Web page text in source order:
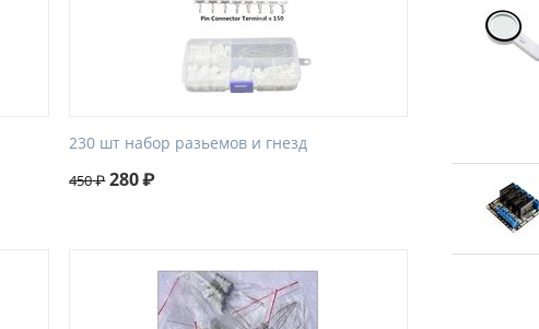
230 шт набор разьемов и гнезд
450₽ 280₽